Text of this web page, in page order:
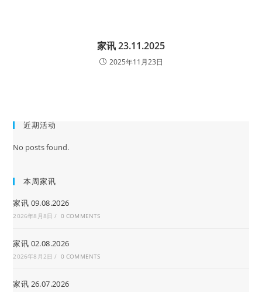
家讯 23.11.2025
2025年11月23日
近期活动
No posts found.
本周家讯
家讯 09.08.2026
2026年8月8日 / 0 COMMENTS
家讯 02.08.2026
2026年8月2日 / 0 COMMENTS
家讯 26.07.2026